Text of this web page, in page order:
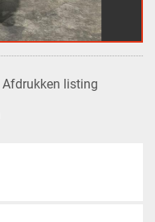
Afdrukken listing